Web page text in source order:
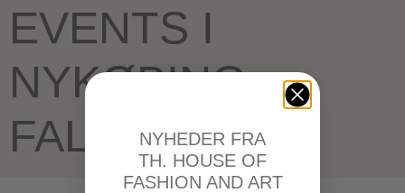
EVENTS I
NYKØBING
FALSTER
NYHEDER FRA
TH. HOUSE OF
FASHION AND ART